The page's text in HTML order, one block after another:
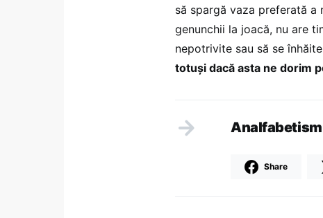
să spargă vaza preferată a
genunchii la joacă, nu are
nepotrivite sau să se
totuşi dacă asta ne dorim
Share